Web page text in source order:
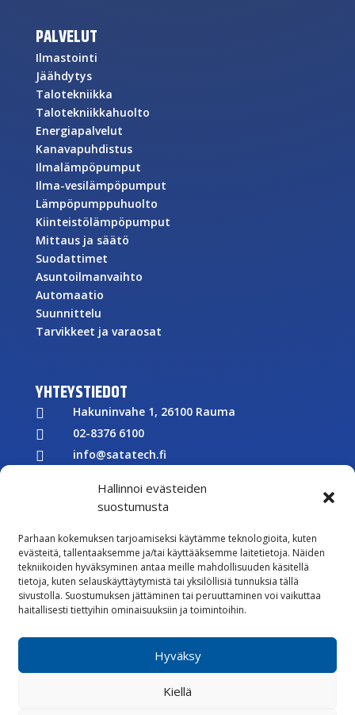
Hallinnoi evästeiden
suostumusta
Parhaan kokemuksen tarjoamiseksi käytämme teknologioita, kuten
evästeitä, tallentaaksemme ja/tai käyttääksemme laitetietoja. Näiden
tekniikoiden hyväksyminen antaa meille mahdollisuuden käsitellä
tietoja, kuten selauskäyttäytymistä tai yksilöllisiä tunnuksia tällä
sivustolla. Suostumuksen jättäminen tai peruuttaminen voi vaikuttaa
haitallisesti tiettyihin ominaisuuksiin ja toimintoihin.
Hyväksy
Kiellä
PALVELUT
Ilmastointi
Jäähdytys
Talotekniikka
Talotekniikkahuolto
Energiapalvelut
Kanavapuhdistus
Ilmalämpöpumput
Ilma-vesilämpöpumput
Lämpöpumppuhuolto
Kiinteistölämpöpumput
Mittaus ja säätö
Suodattimet
Asuntoilmanvaihto
Automaatio
Suunnittelu
Tarvikkeet ja varaosat
YHTEYSTIEDOT
 Hakuninvahe 1, 26100 Rauma
 02-8376 6100
 info@satatech.fi
Y-tunnus: 2575266-3
 Töihin meille
 Lähetä meille palautetta
 Seuraa meitä Facebookissa

Vastuullisuus